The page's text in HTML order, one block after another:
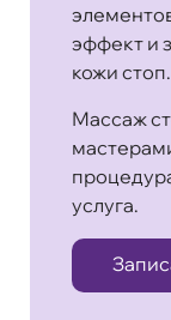
эффект и
кожи стоп.
Массаж
услуга.